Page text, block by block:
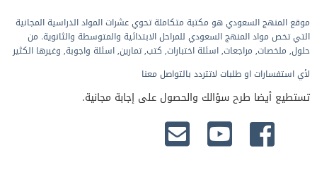
موقع المنهج السعودي هو مكتبة متكاملة تحوي عشرات المواد الدراسية المجانية
التي تخص مواد المنهج السعودي للمراحل الابتدائية والمتوسطة والثانوية. من
حلول, ملخصات, مراجعات, اسئلة اختبارات, كتب, تمارين, اسئلة واجوبة, وغيرها الكثير
لأي استفسارات او طلبات لاتتردد بالتواصل معنا
تستطيع أيضا طرح سؤالك والحصول على إجابة مجانية.